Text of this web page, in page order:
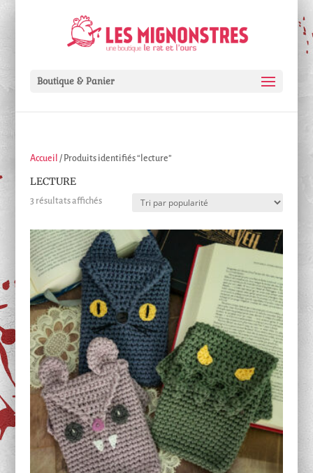
Boutique & Panier
Accueil / Produits identifiés “lecture”
LECTURE
3 résultats affichésTrié
popularité